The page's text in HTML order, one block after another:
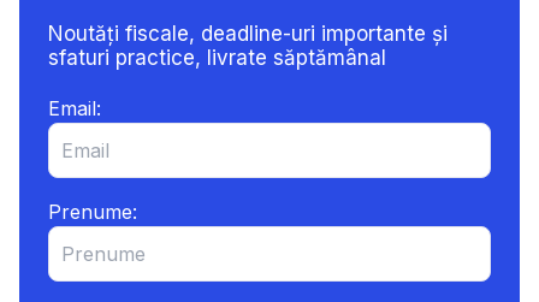
Noutăți fiscale, deadline-uri importante și
sfaturi practice, livrate săptămânal
Email:
Prenume: